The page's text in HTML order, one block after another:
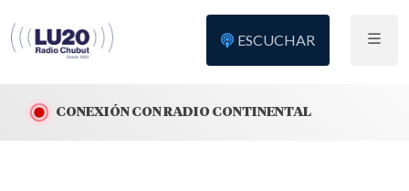
ESCUCHAR
CONEXIÓN CON RADIO CONTINENTAL